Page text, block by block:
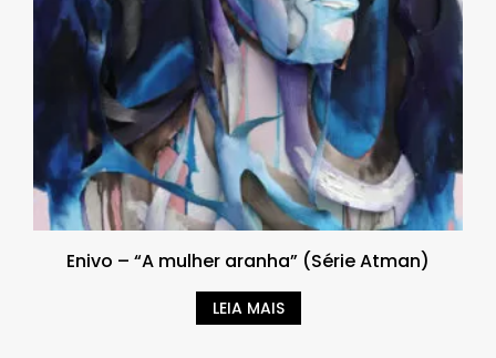
Enivo – “A mulher aranha” (Série Atman)
LEIA MAIS